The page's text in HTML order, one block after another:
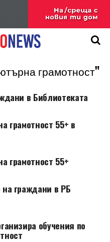
грамотност"
в Библиотеката
грамотност 55+ в
грамотност 55+
граждани в РБ
обучения по